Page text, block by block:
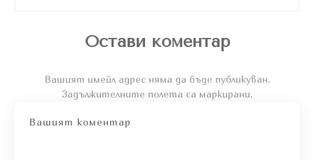
Остави коментар
Вашият имейл адрес няма да бъде публикуван.
Задължителните полета са маркирани.